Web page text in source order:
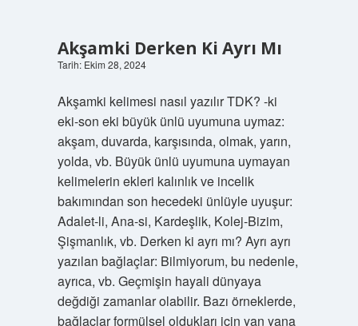
Akşamki Derken Ki Ayrı Mı
Tarih: Ekim 28, 2024
Akşamki kelimesi nasıl yazılır TDK? -ki
eki-son eki büyük ünlü uyumuna uymaz:
akşam, duvarda, karşısında, olmak, yarın,
yolda, vb. Büyük ünlü uyumuna uymayan
kelimelerin ekleri kalınlık ve incelik
bakımından son hecedeki ünlüyle uyuşur:
Adalet-li, Ana-si, Kardeşlik, Kolej-Bizim,
Şişmanlık, vb. Derken ki ayrı mı? Ayrı ayrı
yazılan bağlaçlar: Bilmiyorum, bu nedenle,
ayrıca, vb. Geçmişin hayali dünyaya
değdiği zamanlar olabilir. Bazı örneklerde,
bağlaçlar formülsel oldukları için yan yana